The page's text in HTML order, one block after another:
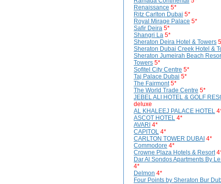
Renaissance 5*
Ritz Carlton Dubai 5*
Royal Mirage Palace 5*
Safir Deira 5*
Shangri La 5*
Sheraton Deira Hotel & Towers
Sheraton Dubai Creek Hotel &
Sheraton Jumeirah Beach
Towers 5*
Sofitel City Centre 5*
Taj Palace Dubai 5*
The Fairmont 5*
The World Trade Centre 5*
JEBEL ALI HOTEL & GOLF
deluxe
AL KHALEEJ PALACE HOTEL
ASCOT HOTEL 4*
AVARI 4*
CAPITOL 4*
CARLTON TOWER DUBAI 4*
Commodore 4*
Crowne Plaza Hotels & Resort
Dar Al Sondos Apartments By
4*
Delmon 4*
Four Points by Sheraton Bur